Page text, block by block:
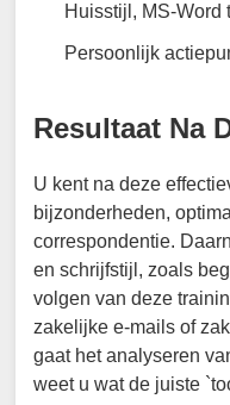
Huisstijl, MS-Word
Persoonlijk
Resultaat Na
U kent na deze
bijzonderheden,
correspondentie.
en schrijfstijl, zoals
volgen van deze
zakelijke e-mails of
gaat het analyseren
weet u wat de juiste